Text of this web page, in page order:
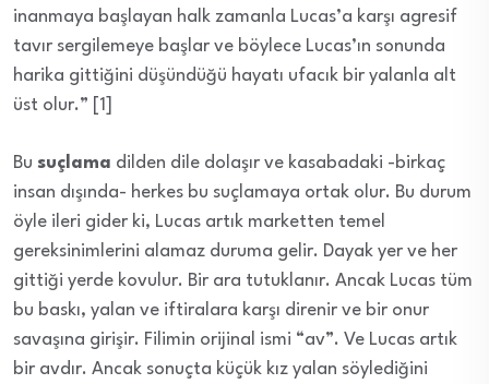
inanmaya başlayan halk zamanla Lucas’a karşı agresif
tavır sergilemeye başlar ve böylece Lucas’ın sonunda
harika gittiğini düşündüğü hayatı ufacık bir yalanla alt
üst olur.” [1]
Bu suçlama dilden dile dolaşır ve kasabadaki -birkaç
insan dışında- herkes bu suçlamaya ortak olur. Bu durum
öyle ileri gider ki, Lucas artık marketten temel
gereksinimlerini alamaz duruma gelir. Dayak yer ve her
gittiği yerde kovulur. Bir ara tutuklanır. Ancak Lucas tüm
bu baskı, yalan ve iftiralara karşı direnir ve bir onur
savaşına girişir. Filimin orijinal ismi “av”. Ve Lucas artık
bir avdır. Ancak sonuçta küçük kız yalan söylediğini